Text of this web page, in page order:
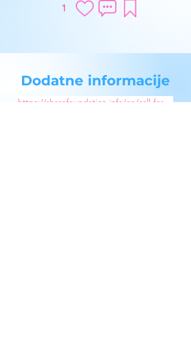
1
Dodatne informacije
https://sharefoundation.info/en/call-for-